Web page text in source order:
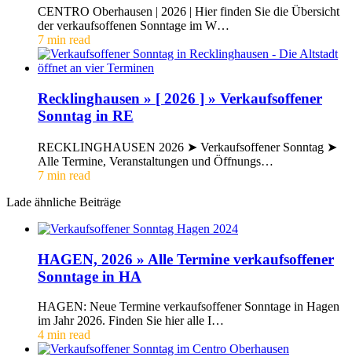
CENTRO Oberhausen | 2026 | Hier finden Sie die Übersicht
der verkaufsoffenen Sonntage im W…
7 min read
Recklinghausen » [ 2026 ] » Verkaufsoffener
Sonntag in RE
RECKLINGHAUSEN 2026 ➤ Verkaufsoffener Sonntag ➤
Alle Termine, Veranstaltungen und Öffnungs…
7 min read
Lade ähnliche Beiträge
HAGEN, 2026 » Alle Termine verkaufsoffener
Sonntage in HA
HAGEN: Neue Termine verkaufsoffener Sonntage in Hagen
im Jahr 2026. Finden Sie hier alle I…
4 min read